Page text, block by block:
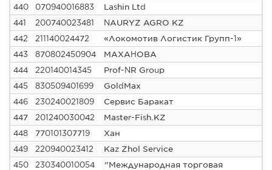
440
070940016883
Lashin Ltd
441
200740023481
NAURYZ AGRO KZ
442
211140024472
«Локомотив Логистик Групп-1»
443
870802450904
МАХАНОВА
444
220140014345
Prof-NR Group
445
830509401699
GoldMax
446
230240021809
Сервис Баракат
447
201240030042
Master-Fish.KZ
448
770101307719
Хан
449
220940023412
Kaz Zhol Service
450
230340010054
"Международная торговая